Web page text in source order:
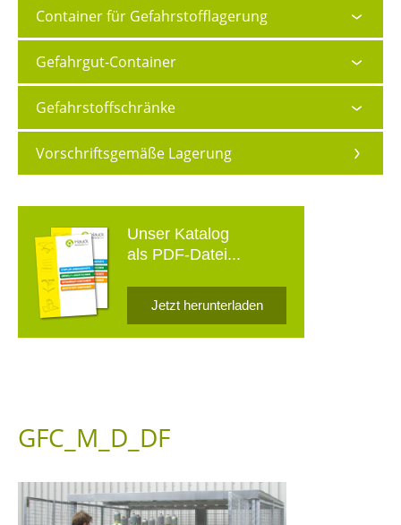
Container für Gefahrstofflagerung
Gefahrgut-Container
Gefahrstoffschränke
Vorschriftsgemäße Lagerung
Unser Katalog
als PDF-Datei...
Jetzt herunterladen
GFC_M_D_DF